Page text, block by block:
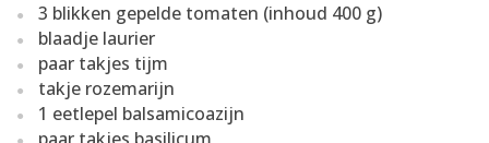
3 blikken gepelde tomaten (inhoud 400 g)
blaadje laurier
paar takjes tijm
takje rozemarijn
1 eetlepel balsamicoazijn